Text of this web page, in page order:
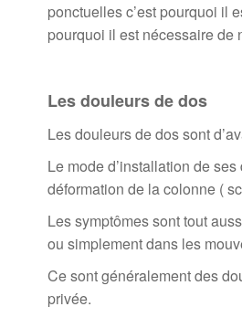
ponctuelles c’est pourquoi il
pourquoi il est nécessaire de
Les douleurs de dos
Les douleurs de dos sont
Le mode d’installation de
déformation de la colonne (
Les symptômes sont tout
ou simplement dans les
Ce sont généralement des
privée.